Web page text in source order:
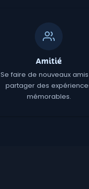
Amitié
Se faire de nouveaux
partager des
mémorables.